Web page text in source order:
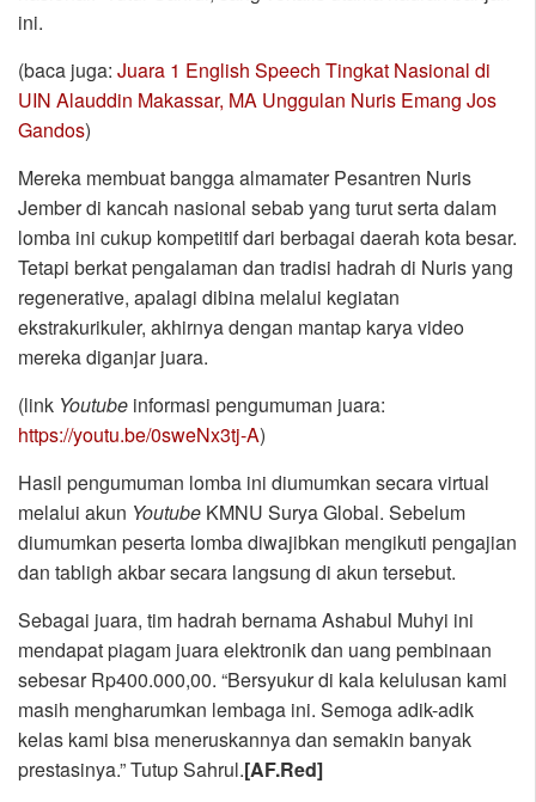
ini.
(baca juga: Juara 1 English Speech Tingkat Nasional di
UIN Alauddin Makassar, MA Unggulan Nuris Emang Jos
Gandos)
Mereka membuat bangga almamater Pesantren Nuris
Jember di kancah nasional sebab yang turut serta dalam
lomba ini cukup kompetitif dari berbagai daerah kota besar.
Tetapi berkat pengalaman dan tradisi hadrah di Nuris yang
regenerative, apalagi dibina melalui kegiatan
ekstrakurikuler, akhirnya dengan mantap karya video
mereka diganjar juara.
(link Youtube informasi pengumuman juara:
https://youtu.be/0sweNx3tj-A)
Hasil pengumuman lomba ini diumumkan secara virtual
melalui akun Youtube KMNU Surya Global. Sebelum
diumumkan peserta lomba diwajibkan mengikuti pengajian
dan tabligh akbar secara langsung di akun tersebut.
Sebagai juara, tim hadrah bernama Ashabul Muhyi ini
mendapat piagam juara elektronik dan uang pembinaan
sebesar Rp400.000,00. “Bersyukur di kala kelulusan kami
masih mengharumkan lembaga ini. Semoga adik-adik
kelas kami bisa meneruskannya dan semakin banyak
prestasinya.” Tutup Sahrul.[AF.Red]